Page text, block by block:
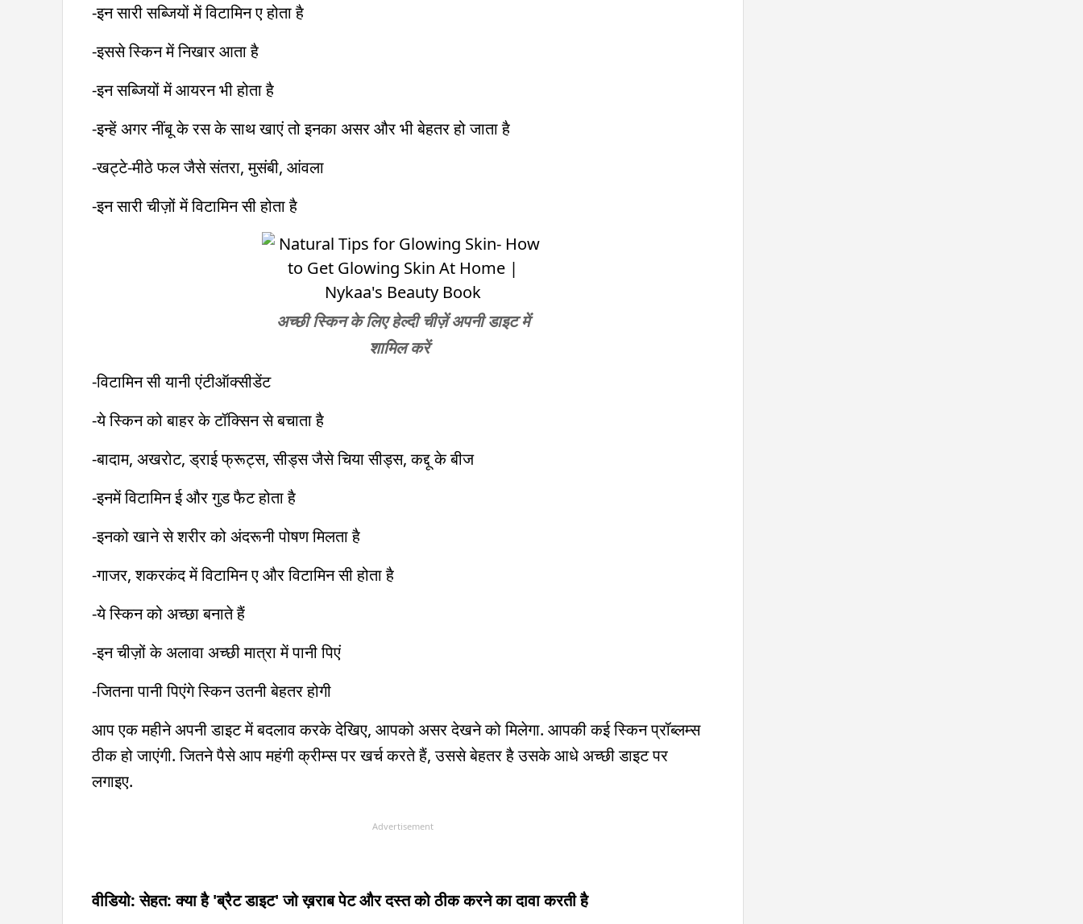
-इन सारी सब्जियों में विटामिन ए होता है
-इससे स्किन में निखार आता है
-इन सब्जियों में आयरन भी होता है
-इन्हें अगर नींबू के रस के साथ खाएं तो इनका असर और भी बेहतर हो जाता है
-खट्टे-मीठे फल जैसे संतरा, मुसंबी, आंवला
-इन सारी चीज़ों में विटामिन सी होता है
अच्छी स्किन के लिए हेल्दी चीज़ें अपनी डाइट में
शामिल करें
-विटामिन सी यानी एंटीऑक्सीडेंट
-ये स्किन को बाहर के टॉक्सिन से बचाता है
-बादाम, अखरोट, ड्राई फ्रूट्स, सीड्स जैसे चिया सीड्स, कद्दू के बीज
-इनमें विटामिन ई और गुड फैट होता है
-इनको खाने से शरीर को अंदरूनी पोषण मिलता है
-गाजर, शकरकंद में विटामिन ए और विटामिन सी होता है
-ये स्किन को अच्छा बनाते हैं
-इन चीज़ों के अलावा अच्छी मात्रा में पानी पिएं
-जितना पानी पिएंगे स्किन उतनी बेहतर होगी
आप एक महीने अपनी डाइट में बदलाव करके देखिए, आपको असर देखने को मिलेगा. आपकी कई स्किन प्रॉब्लम्स
ठीक हो जाएंगी. जितने पैसे आप महंगी क्रीम्स पर खर्च करते हैं, उससे बेहतर है उसके आधे अच्छी डाइट पर
लगाइए.
Advertisement
वीडियो: सेहत: क्या है 'ब्रैट डाइट' जो ख़राब पेट और दस्त को ठीक करने का दावा करती है